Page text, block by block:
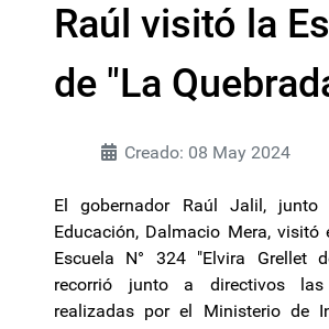
Raúl visitó la
de "La
Creado: 08 May 2024
El gobernador Raúl Jalil,
Educación, Dalmacio Mera, visitó
Escuela N° 324 "Elvira Grellet
recorrió junto a directivos las
realizadas por el Ministerio de